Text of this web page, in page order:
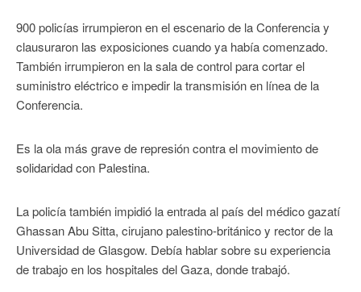
900 policías irrumpieron en el escenario de la Conferencia y
clausuraron las exposiciones cuando ya había comenzado.
También irrumpieron en la sala de control para cortar el
suministro eléctrico e impedir la transmisión en línea de la
Conferencia.
Es la ola más grave de represión contra el movimiento de
solidaridad con Palestina.
La policía también impidió la entrada al país del médico gazatí
Ghassan Abu Sitta, cirujano palestino-británico y rector de la
Universidad de Glasgow. Debía hablar sobre su experiencia
de trabajo en los hospitales del Gaza, donde trabajó.